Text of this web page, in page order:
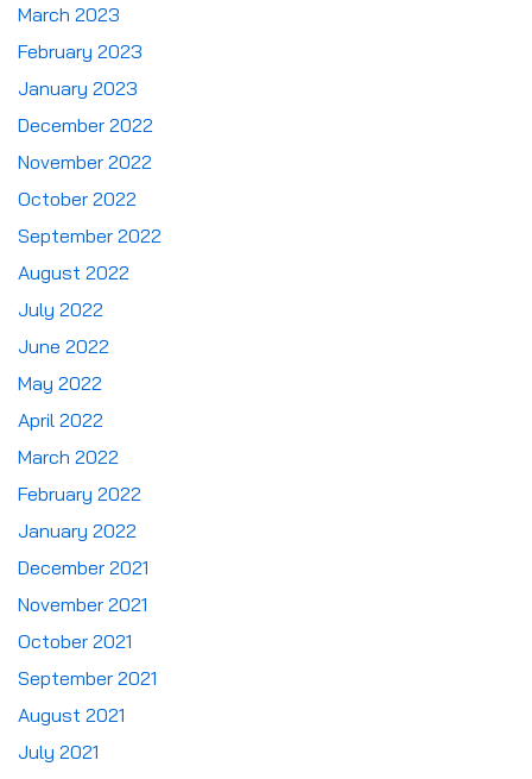
March 2023
February 2023
January 2023
December 2022
November 2022
October 2022
September 2022
August 2022
July 2022
June 2022
May 2022
April 2022
March 2022
February 2022
January 2022
December 2021
November 2021
October 2021
September 2021
August 2021
July 2021